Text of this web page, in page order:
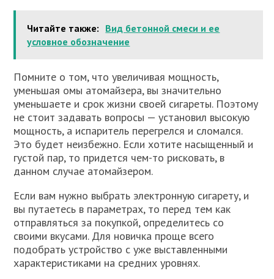
Читайте также: Вид бетонной смеси и ее
условное обозначение
Помните о том, что увеличивая мощность,
уменьшая омы атомайзера, вы значительно
уменьшаете и срок жизни своей сигареты. Поэтому
не стоит задавать вопросы — установил высокую
мощность, а испаритель перегрелся и сломался.
Это будет неизбежно. Если хотите насыщенный и
густой пар, то придется чем-то рисковать, в
данном случае атомайзером.
Если вам нужно выбрать электронную сигарету, и
вы путаетесь в параметрах, то перед тем как
отправляться за покупкой, определитесь со
своими вкусами. Для новичка проще всего
подобрать устройство с уже выставленными
характеристиками на средних уровнях.